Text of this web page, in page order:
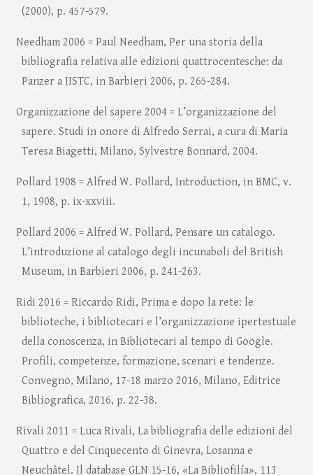
(2000), p. 457-579.
Needham 2006 = Paul Needham, Per una storia della
bibliografia relativa alle edizioni quattrocentesche: da
Panzer a IISTC, in Barbieri 2006, p. 265-284.
Organizzazione del sapere 2004 = L’organizzazione del
sapere. Studi in onore di Alfredo Serrai, a cura di Maria
Teresa Biagetti, Milano, Sylvestre Bonnard, 2004.
Pollard 1908 = Alfred W. Pollard, Introduction, in BMC, v.
1, 1908, p. ix-xxviii.
Pollard 2006 = Alfred W. Pollard, Pensare un catalogo.
L’introduzione al catalogo degli incunaboli del British
Museum, in Barbieri 2006, p. 241-263.
Ridi 2016 = Riccardo Ridi, Prima e dopo la rete: le
biblioteche, i bibliotecari e l’organizzazione ipertestuale
della conoscenza, in Bibliotecari al tempo di Google.
Profili, competenze, formazione, scenari e tendenze.
Convegno, Milano, 17-18 marzo 2016, Milano, Editrice
Bibliografica, 2016, p. 22-38.
Rivali 2011 = Luca Rivali, La bibliografia delle edizioni del
Quattro e del Cinquecento di Ginevra, Losanna e
Neuchâtel. Il database GLN 15-16, «La Bibliofilía», 113